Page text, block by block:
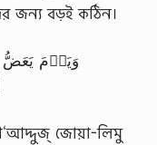
জন্য বড়ই কঠিন।
وَيَوۡمَ يَعَضُّ
জোয়া-লিমু